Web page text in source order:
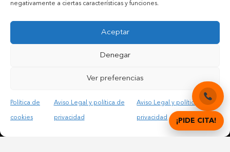
negativamente a ciertas características y funciones.
Aceptar
Denegar
Ver preferencias
Política de
cookies
Aviso Legal y política de
privacidad
Aviso Legal y política de
privacidad
Contactar por mail
Acepto las condiciones legales y la política de privacidad¡PIDE CITA!